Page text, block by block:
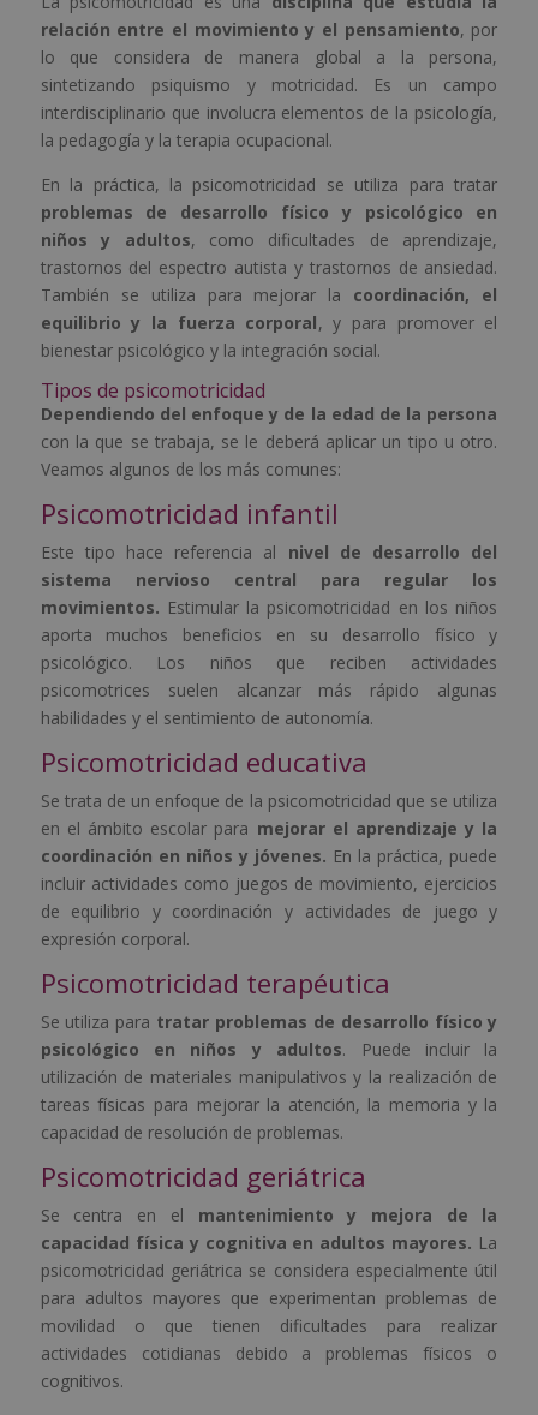
relación entre el movimiento y el pensamiento, por
lo que considera de manera global a la persona,
sintetizando psiquismo y motricidad. Es un campo
interdisciplinario que involucra elementos de la psicología,
la pedagogía y la terapia ocupacional.
En la práctica, la psicomotricidad se utiliza para tratar
problemas de desarrollo físico y psicológico en
niños y adultos, como dificultades de aprendizaje,
trastornos del espectro autista y trastornos de ansiedad.
También se utiliza para mejorar la coordinación, el
equilibrio y la fuerza corporal, y para promover el
bienestar psicológico y la integración social.
Tipos de psicomotricidad
Dependiendo del enfoque y de la edad de la persona
con la que se trabaja, se le deberá aplicar un tipo u otro.
Veamos algunos de los más comunes:
Psicomotricidad infantil
Este tipo hace referencia al nivel de desarrollo del
sistema nervioso central para regular los
movimientos. Estimular la psicomotricidad en los niños
aporta muchos beneficios en su desarrollo físico y
psicológico. Los niños que reciben actividades
psicomotrices suelen alcanzar más rápido algunas
habilidades y el sentimiento de autonomía.
Psicomotricidad educativa
Se trata de un enfoque de la psicomotricidad que se utiliza
en el ámbito escolar para mejorar el aprendizaje y la
coordinación en niños y jóvenes. En la práctica, puede
incluir actividades como juegos de movimiento, ejercicios
de equilibrio y coordinación y actividades de juego y
expresión corporal.
Psicomotricidad terapéutica
Se utiliza para tratar problemas de desarrollo físico y
psicológico en niños y adultos. Puede incluir la
utilización de materiales manipulativos y la realización de
tareas físicas para mejorar la atención, la memoria y la
capacidad de resolución de problemas.
Psicomotricidad geriátrica
Se centra en el mantenimiento y mejora de la
capacidad física y cognitiva en adultos mayores. La
psicomotricidad geriátrica se considera especialmente útil
para adultos mayores que experimentan problemas de
movilidad o que tienen dificultades para realizar
actividades cotidianas debido a problemas físicos o
cognitivos.